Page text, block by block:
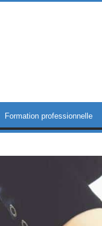
Formation professionnelle